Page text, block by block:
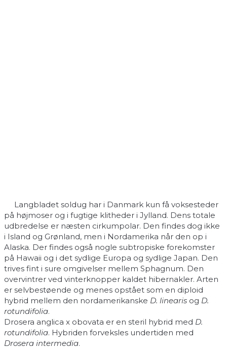
Langbladet soldug har i Danmark kun få voksesteder
på højmoser og i fugtige klitheder i Jylland. Dens totale
udbredelse er næsten cirkumpolar. Den findes dog ikke
i Island og Grønland, men i Nordamerika når den op i
Alaska. Der findes også nogle subtropiske forekomster
på Hawaii og i det sydlige Europa og sydlige Japan. Den
trives fint i sure omgivelser mellem Sphagnum. Den
overvintrer ved vinterknopper kaldet hibernakler. Arten
er selvbestøende og menes opstået som en diploid
hybrid mellem den nordamerikanske D. linearis og D.
rotundifolia.
Drosera anglica x obovata er en steril hybrid med D.
rotundifolia. Hybriden forveksles undertiden med
Drosera intermedia.